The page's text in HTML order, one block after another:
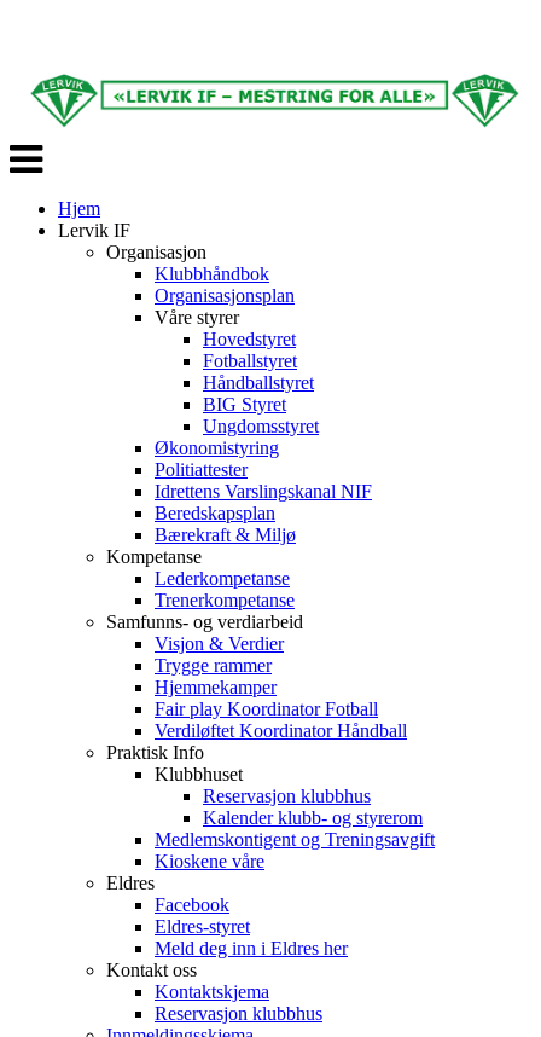
Veksle
navigasjon
Hjem
Lervik IF
Organisasjon
Klubbhåndbok
Organisasjonsplan
Våre styrer
Hovedstyret
Fotballstyret
Håndballstyret
BIG Styret
Ungdomsstyret
Økonomistyring
Politiattester
Idrettens Varslingskanal NIF
Beredskapsplan
Bærekraft & Miljø
Kompetanse
Lederkompetanse
Trenerkompetanse
Samfunns- og verdiarbeid
Visjon & Verdier
Trygge rammer
Hjemmekamper
Fair play Koordinator Fotball
Verdiløftet Koordinator Håndball
Praktisk Info
Klubbhuset
Reservasjon klubbhus
Kalender klubb- og styrerom
Medlemskontigent og Treningsavgift
Kioskene våre
Eldres
Facebook
Eldres-styret
Meld deg inn i Eldres her
Kontakt oss
Kontaktskjema
Reservasjon klubbhus